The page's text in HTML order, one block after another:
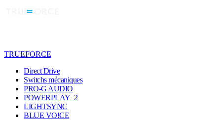
TRUEFORCE
Direct Drive
Switchs mécaniques
PRO-G AUDIO
POWERPLAY 2
LIGHTSYNC
BLUE VO!CE